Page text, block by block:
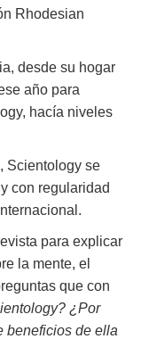
Rhodesian
desde su hogar
año para
hacía niveles
Scientology se
con regularidad
para explicar
la mente, el
que con
¿Por
beneficios de ella